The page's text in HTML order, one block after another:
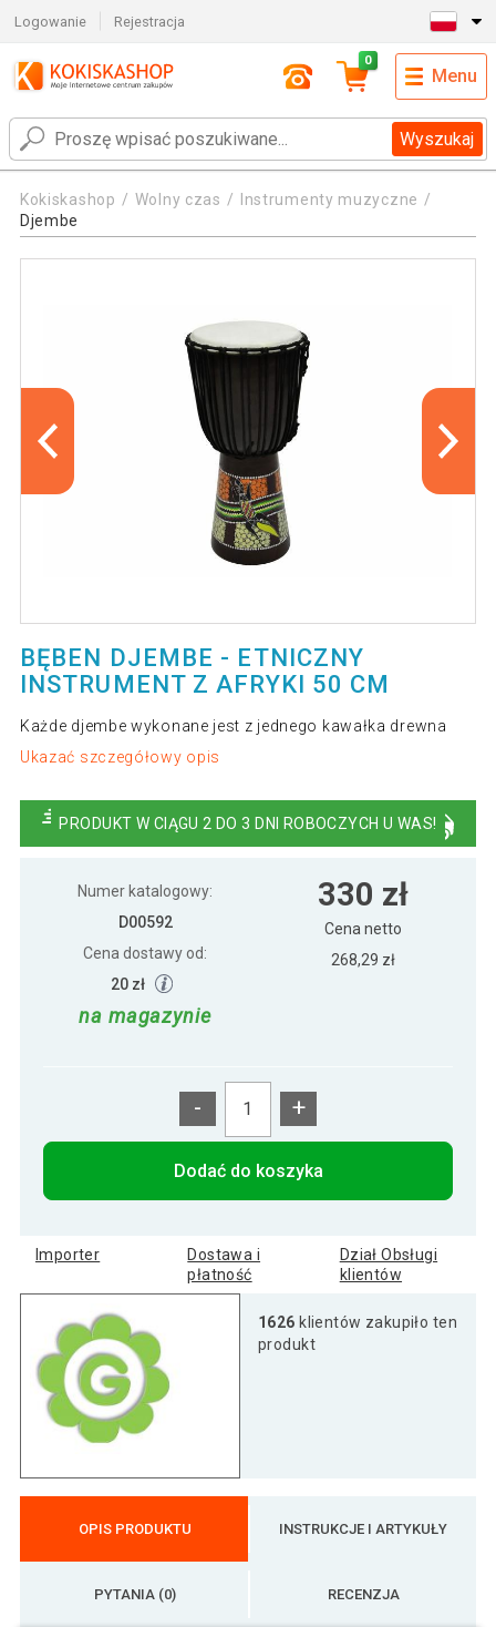
Logowanie Rejestracja
Wyszukaj
0
Menu
Kokiskashop Wolny czas
Instrumenty muzyczne
Djembe
BĘBEN DJEMBE - ETNICZNY
INSTRUMENT Z AFRYKI 50 CM
Każde djembe wykonane jest z jednego kawałka drewna
Ukazać szczegółowy opis
PRODUKT W CIĄGU 2 DO 3 DNI ROBOCZYCH U WAS!
Numer katalogowy:
D00592
Cena dostawy od:
20 zł
na magazynie
330 zł
Cena netto
268,29 zł
- +
Dodać do koszyka
Importer
Dostawa i
płatność
Dział Obsługi
klientów
1626 klientów zakupiło ten
produkt
OPIS PRODUKTU INSTRUKCJE I ARTYKUŁY
PYTANIA (0) RECENZJA